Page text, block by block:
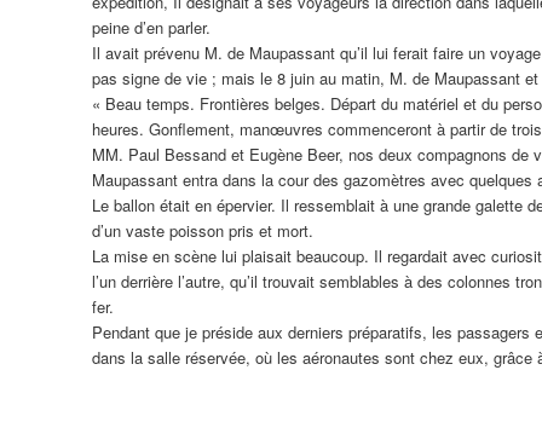
peine d’en parler.
Il avait prévenu M. de Maupassant qu’il lui ferait faire un
pas signe de vie ; mais le 8 juin au matin, M. de Maupassant
« Beau temps. Frontières belges. Départ du matériel et du
heures. Gonﬂement, manœuvres commenceront à partir de
MM. Paul Bessand et Eugène Beer, nos deux compagnons de
Maupassant entra dans la cour des gazomètres avec quelques
Le ballon était en épervier. Il ressemblait à une grande galette
d’un vaste poisson pris et mort.
La mise en scène lui plaisait beaucoup. Il regardait avec
l’un derrière l’autre, qu’il trouvait semblables à des colonnes
fer.
Pendant que je préside aux derniers préparatifs, les
dans la salle réservée, où les aéronautes sont chez eux, grâce